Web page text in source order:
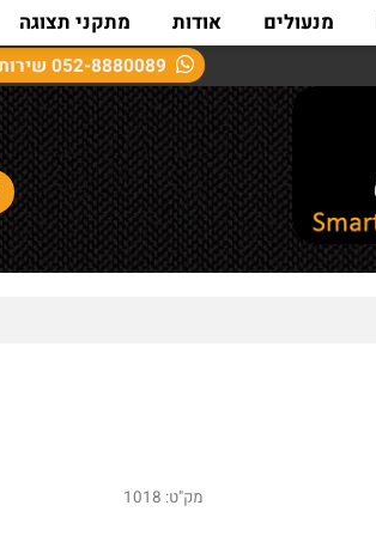
052-8880089שירות
מנעולים אודות מתקני תצוגה